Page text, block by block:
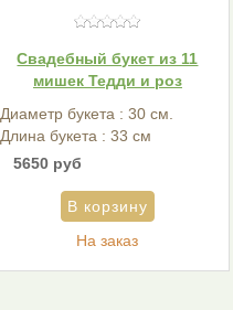
Свадебный букет из 11
мишек Тедди и роз
Диаметр букета : 30 см.
Длина букета : 33 см
5650 руб
На заказ